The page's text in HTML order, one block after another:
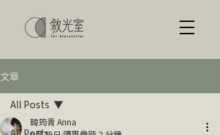
文章
All Posts
韓筠青 Anna